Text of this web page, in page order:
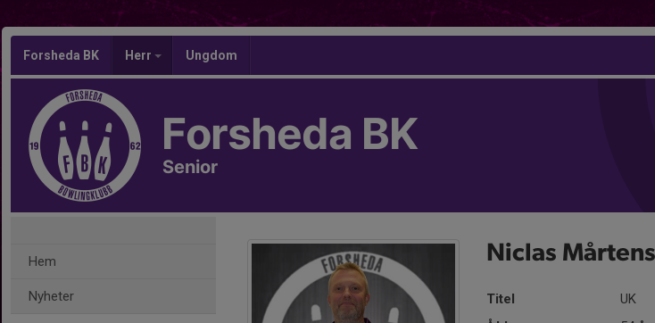
Forsheda BK Herr Ungdom
Forsheda BK
Senior
Hem
Nyheter
Niclas
Titel
UK